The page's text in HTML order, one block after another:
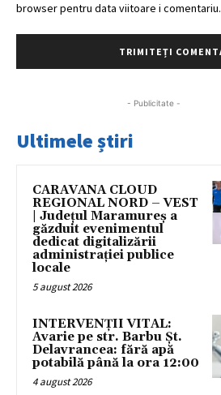
browser pentru data viitoare i comentariu.
- Publicitate -
Ultimele știri
CARAVANA CLOUD
REGIONAL NORD – VEST
| Județul Maramureș a
găzduit evenimentul
dedicat digitalizării
administrației publice
locale
5 august 2026
INTERVENȚII VITAL:
Avarie pe str. Barbu Șt.
Delavrancea: fără apă
potabilă până la ora 12:00
4 august 2026